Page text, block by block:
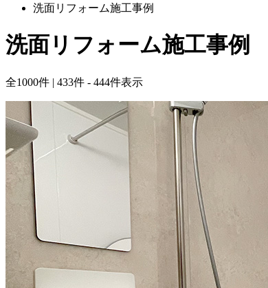
洗面リフォーム施工事例
洗面リフォーム施工事例
全1000件 | 433件 - 444件表示